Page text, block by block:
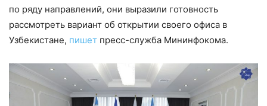
по ряду направлений, они выразили готовность
рассмотреть вариант об открытии своего офиса в
Узбекистане, пишет пресс-служба Мининфокома.